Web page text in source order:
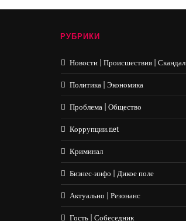
РУБРИКИ
Новости | Происшествия | Скандал
Политика | Экономика
Проблема | Общество
Коррупции.net
Криминал
Бизнес-инфо | Дикое поле
Актуально | Резонанс
Гость | Собеседник